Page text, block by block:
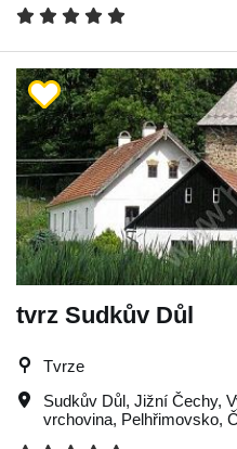
tvrz Sudkův Důl
Tvrze
Sudkův Důl, Jižní Čechy,
vrchovina, Pelhřimovsko,